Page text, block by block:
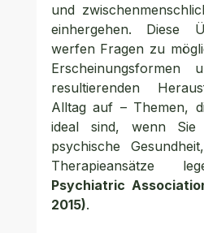
und
einhergehen. Diese
werfen Fragen zu
Erscheinungsformen
resultierenden
Alltag auf – Themen,
ideal sind, wenn
psychische
Therapieansätze
Psychiatric
2015).